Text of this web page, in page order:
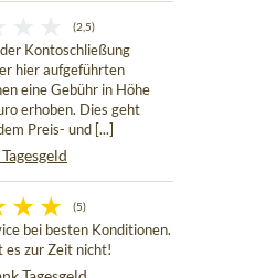
(2,5)
Kontoschließung
hier aufgeführten
eine Gebühr in Höhe
erhoben. Dies geht
Preis- und [...]
(5)
bei besten Konditionen.
es zur Zeit nicht!